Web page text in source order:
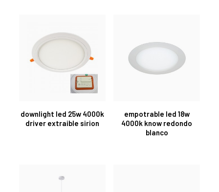
downlight led 25w 4000k
driver extraible sirion
empotrable led 18w
4000k know redondo
blanco